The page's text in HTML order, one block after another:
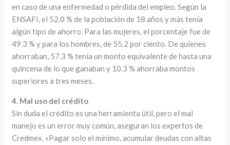
en caso de una enfermedad o pérdida del empleo. Según la
ENSAFI, el 52.0 % de la población de 18 años y más tenía
algún tipo de ahorro. Para las mujeres, el porcentaje fue de
49.3 % y para los hombres, de 55.2 por ciento. De quienes
ahorraban, 57.3 % tenía un monto equivalente de hasta una
quincena de lo que ganaban y 10.3 % ahorraba montos
superiores a tres meses.
4. Mal uso del crédito
Sin duda el crédito es una herramienta útil, pero el mal
manejo es un error muy común, aseguran los expertos de
Credmex. «Pagar solo el mínimo, acumular deudas con altas